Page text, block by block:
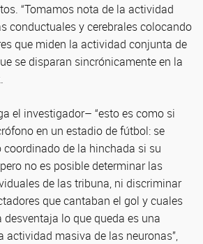
“Tomamos nota de la actividad
conductuales y cerebrales colocando
que miden la actividad conjunta de
se disparan sincrónicamente en la
el investigador– “esto es como si
en un estadio de fútbol: se
coordinado de la hinchada si su
no es posible determinar las
de las tribuna, ni discriminar
que cantaban el gol y cuales
desventaja lo que queda es una
actividad masiva de las neuronas”,